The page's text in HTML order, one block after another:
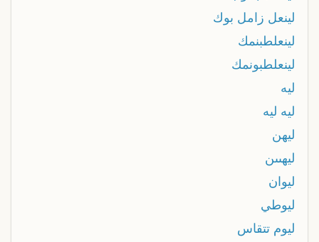
لينعل زامل بوك
لينعلطبنمك
لينعلطبونمك
ليه
ليه ليه
ليهن
ليهںںن
ليوان
ليوطي
ليوم تتقاس